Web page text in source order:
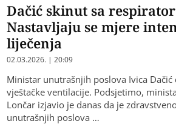
Dačić skinut sa
Nastavljaju se mjere
liječenja
02.03.2026. | 20:09
Ministar unutrašnjih poslova Ivica Dačić
vještačke ventilacije. Podsjetimo,
Lončar izjavio je danas da je
unutrašnjih poslova …